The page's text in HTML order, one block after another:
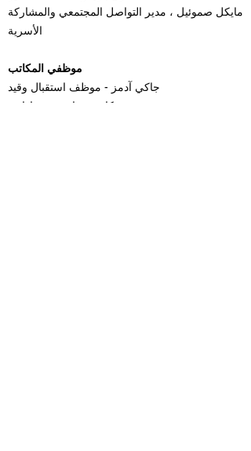
مايكل صموئيل ، مدير التواصل المجتمعي والمشاركة
الأسرية
موظفي المكاتب
جاكي آدمز - موظف استقبال وقيد
كاثي هونان - دعم إداري